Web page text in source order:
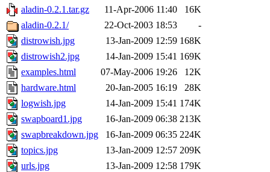
aladin-0.2.1.tar.gz
11-Apr-2006 11:40
16K
aladin-0.2.1/
22-Oct-2003 18:53
-
distrowish.jpg
13-Jan-2009 12:59 168K
distrowish2.jpg
14-Jan-2009 15:41 169K
examples.html
07-May-2006 19:26
12K
hardware.html
20-Jan-2005 16:19
28K
logwish.jpg
14-Jan-2009 15:41 174K
swapboard1.jpg
16-Jan-2009 06:38 213K
swapbreakdown.jpg
16-Jan-2009 06:35 224K
topics.jpg
13-Jan-2009 12:57 209K
urls.jpg
13-Jan-2009 12:58 179K